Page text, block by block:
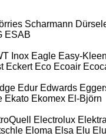
Scharmann
ESAB
Inox Eagle Easy-Kleen
Eckert Eco Ecoair
Edur Edwards
Ekato Ekomex El-Björn
Electrolux
Eloma Elsa Elu